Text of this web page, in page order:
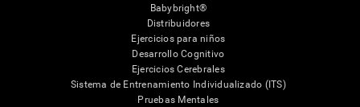
Babybright®
Distribuidores
Ejercicios para niños
Desarrollo Cognitivo
Ejercicios Cerebrales
Sistema de Entrenamiento Individualizado (ITS)
Pruebas Mentales